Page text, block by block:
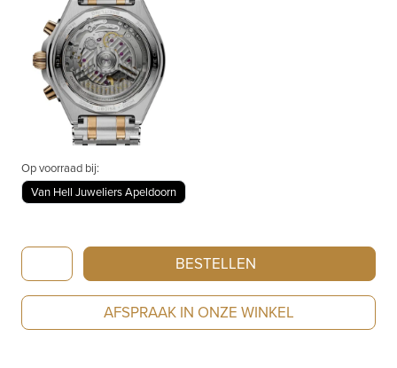
Op voorraad bij:
Van Hell Juweliers Apeldoorn
Breitling
Chronomat
B01
BESTELLEN
AFSPRAAK IN ONZE WINKEL